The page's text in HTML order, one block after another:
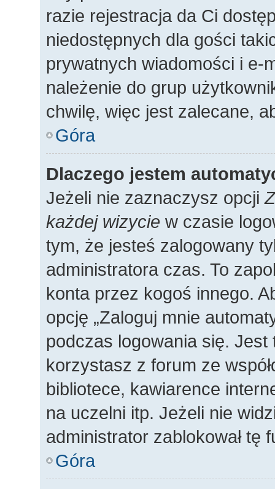
razie rejestracja da Ci
niedostępnych dla gości
prywatnych wiadomości i e-
należenie do grup
chwilę, więc jest zalecane,
Góra
Dlaczego jestem
Jeżeli nie zaznaczysz opcji
każdej wizycie w czasie
tym, że jesteś zalogowany
administratora czas. To
konta przez kogoś innego.
opcję „Zaloguj mnie
podczas logowania się.
korzystasz z forum ze
bibliotece, kawiarence
na uczelni itp. Jeżeli nie
administrator zablokował tę
Góra